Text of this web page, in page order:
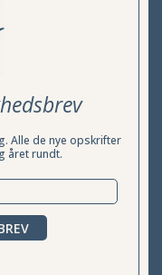
Alle de nye opskrifter
året rundt.